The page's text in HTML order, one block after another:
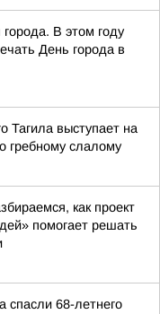
В этом году
День города в
Тагила выступает на
гребному слалому
как проект
помогает решать
спасли 68-летнего